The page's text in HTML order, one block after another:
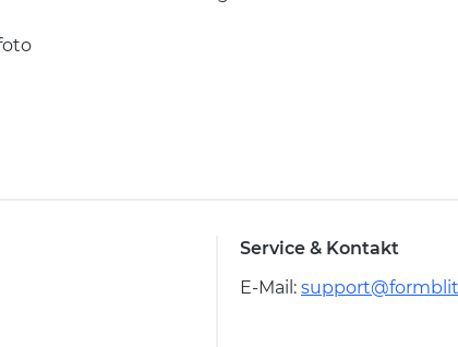
Service & Kontakt
E-Mail: